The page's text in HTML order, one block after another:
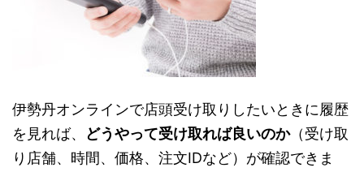
伊勢丹オンラインで店頭受け取りしたいときに履歴
を見れば、 どうやって受け取れば良いのか（受け取
り店舗、時間、価格、注文IDなど）が確認できま